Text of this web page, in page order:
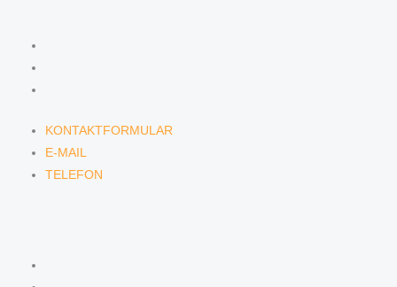
KONTAKTFORMULAR
E-MAIL
TELEFON